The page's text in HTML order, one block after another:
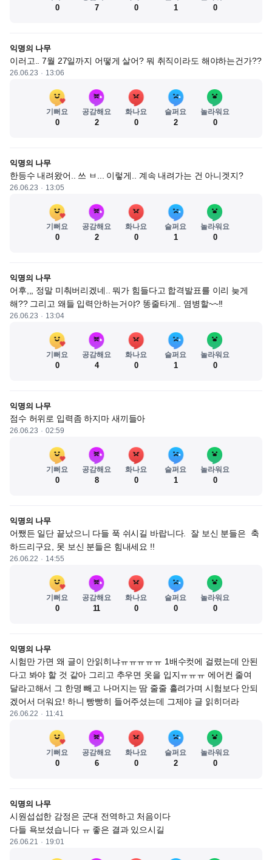
0 7 0 1 0
익명의 나무
이러고.. 7월 27일까지 어떻게 살어? 뭐 취직이라도 해야하는건가??
26.06.23 13:06
기뻐요
0
공감해요
2
화나요
0
슬퍼요
2
놀라워요
0
익명의 나무
한등수 내려왔어.. 쓰 ㅂ... 이렇게.. 계속 내려가는 건 아니겟지?
26.06.23 13:05
기뻐요
0
공감해요
2
화나요
0
슬퍼요
1
놀라워요
0
익명의 나무
어후,,, 정말 미춰버리겠네.. 뭐가 힘들다고 합격발표를 이리 늦게
해?? 그리고 왜들 입력안하는거야? 똥줄타게.. 염병할~~!!
26.06.23 13:04
기뻐요
0
공감해요
4
화나요
0
슬퍼요
1
놀라워요
0
익명의 나무
점수 허위로 입력좀 하지마 새끼들아
26.06.23 02:59
기뻐요
0
공감해요
8
화나요
0
슬퍼요
1
놀라워요
0
익명의 나무
어쨌든 일단 끝났으니 다들 푹 쉬시길 바랍니다.  잘 보신 분들은  축
하드리구요, 못 보신 분들은 힘내세요 !!
26.06.22 14:55
기뻐요
0
공감해요
11
화나요
0
슬퍼요
0
놀라워요
0
익명의 나무
시험만 가면 왜 글이 안읽히냐ㅠㅠㅠㅠㅠ 1배수컷에 걸렸는데 안된
다고 봐야 할 것 같아 그리고 추우면 옷을 입지ㅠㅠㅠ 에어컨 줄여
달라고해서 그 한명 빼고 나머지는 땀 줄줄 흘려가며 시험보다 안되
겠어서 더워요! 하니 빵빵히 들어주셨는데 그제야 글 읽히더라
26.06.22 11:41
기뻐요
0
공감해요
6
화나요
0
슬퍼요
2
놀라워요
0
익명의 나무
시원섭섭한 감정은 군대 전역하고 처음이다
다들 욕보셨습니다 ㅠ 좋은 결과 있으시길
26.06.21 19:01